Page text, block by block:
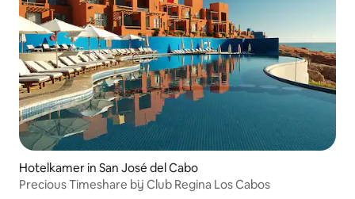
Hotelkamer in San José del Cabo
Precious Timeshare bij Club Regina Los Cabos